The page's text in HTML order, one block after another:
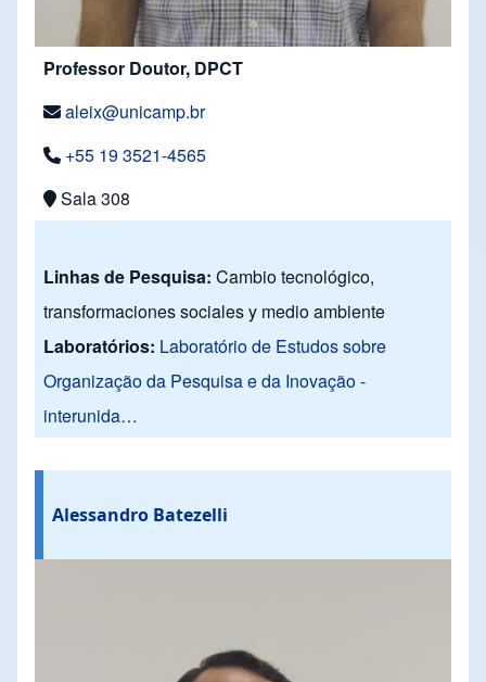
Professor Doutor, DPCT
aleix@unicamp.br
+55 19 3521-4565
Sala 308
Linhas de Pesquisa: Cambio tecnológico,
transformaciones sociales y medio ambiente
Laboratórios: Laboratório de Estudos sobre
Organização da Pesquisa e da Inovação -
interunida…
Alessandro Batezelli